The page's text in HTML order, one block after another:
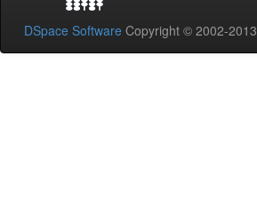
DSpace Software Copyright © 2002-2013